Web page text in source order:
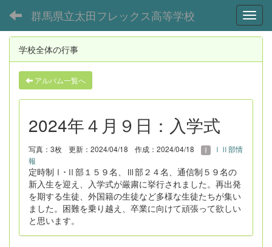
群馬県立太田フレックス高等学校
学校全体の行事
アルバム一覧へ
2024年４月９日：入学式
写真：3枚 更新：2024/04/18 作成：2024/04/18
ⅠⅡ部情
報
定時制Ⅰ･Ⅱ部１５９名、Ⅲ部２４名、通信制５９名の
新入生を迎え、入学式が厳粛に挙行されました。再出発
を期する生徒、外国籍の生徒など多様な生徒たちが集い
ました。困難を乗り越え、卒業に向けて頑張って欲しい
と思います。